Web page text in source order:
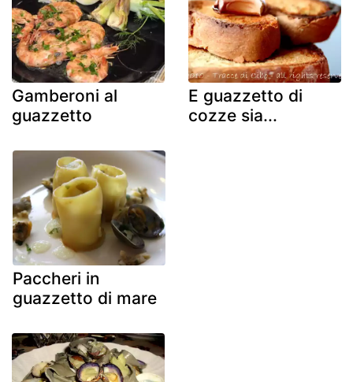
Gamberoni al
guazzetto
E guazzetto di
cozze sia...
Paccheri in
guazzetto di mare